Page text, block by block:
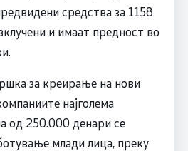
средства за 1158
и имаат предност во
за креирање на нови
најголема
од 250.000 денари се
млади лица, преку